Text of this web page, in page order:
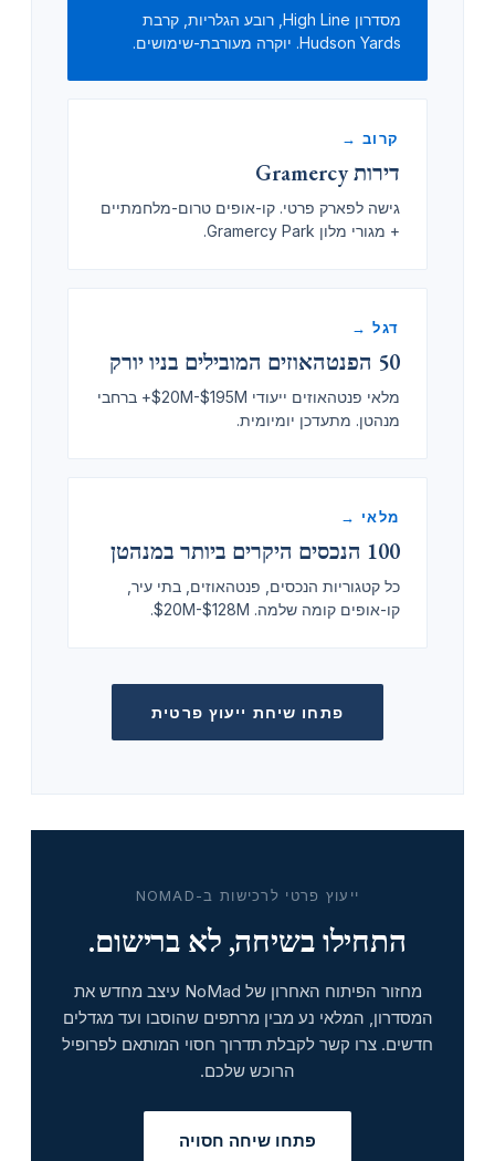
מסדרון High Line, רובע הגלריות, קרבת
Hudson Yards. יוקרה מעורבת-שימושים.
קרוב →
דירות Gramercy
גישה לפארק פרטי. קו-אופים טרום-מלחמתיים
+ מגורי מלון Gramercy Park.
דגל →
50 הפנטהאוזים המובילים בניו יורק
מלאי פנטהאוזים ייעודי $20M-$195M+ ברחבי
מנהטן. מתעדכן יומיומית.
מלאי →
100 הנכסים היקרים ביותר במנהטן
כל קטגוריות הנכסים, פנטהאוזים, בתי עיר,
קו-אופים קומה שלמה. $20M-$128M.
פתחו שיחת ייעוץ פרטית
ייעוץ פרטי לרכישות ב-NOMAD
התחילו בשיחה, לא ברישום.
מחזור הפיתוח האחרון של NoMad עיצב מחדש את
המסדרון, המלאי נע מבין מרתפים שהוסבו ועד מגדלים
חדשים. צרו קשר לקבלת תדרוך חסוי המותאם לפרופיל
הרוכש שלכם.
פתחו שיחה חסויה